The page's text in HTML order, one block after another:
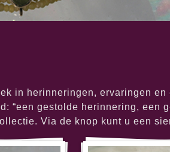
in herinneringen, ervaringen en
“een gestolde herinnering, een
Via de knop kunt u een